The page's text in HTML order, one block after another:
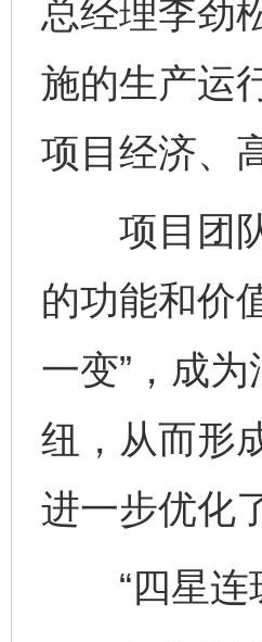
总经理李劲
施的生产运
项目经济、
项目团队
的功能和价
一变”，成
纽，从而形
进一步优化
“四星连珠